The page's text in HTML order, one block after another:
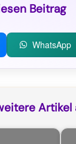
Beitrag
WhatsApp
Artikel